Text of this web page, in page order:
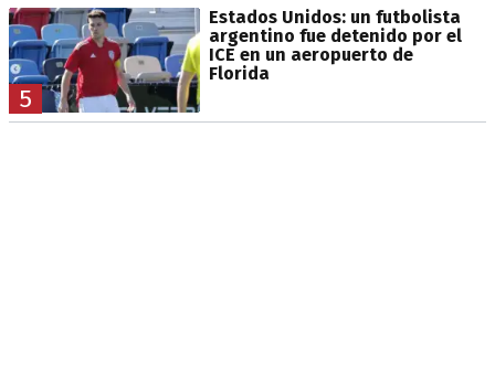
5
Estados Unidos: un futbolista
argentino fue detenido por el
ICE en un aeropuerto de
Florida